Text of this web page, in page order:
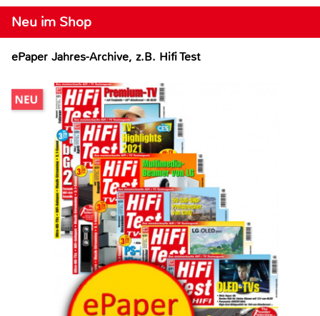
Neu im Shop
ePaper Jahres-Archive, z.B. Hifi Test